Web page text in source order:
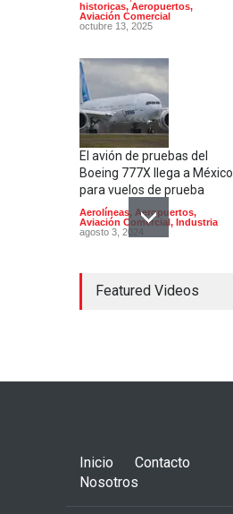
historicas, Aeropuertos,
Aviación Comercial
octubre 13, 2025
El avión de pruebas del
Boeing 777X llega a México
para vuelos de prueba
Aerolíneas, Aeropuertos,
Aviación Comercial , Industria
agosto 3, 2024
supersónico que venía a
Featured Videos
Inicio
Contacto
Nosotros